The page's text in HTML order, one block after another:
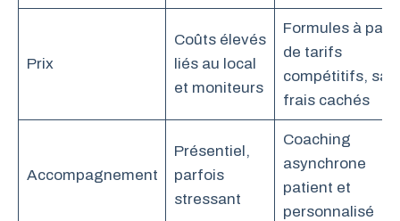
Prix
Coûts élevés
liés au local
et moniteurs
Formules à
de tarifs
compétitifs,
frais cachés
Accompagnement
Présentiel,
parfois
stressant
Coaching
asynchrone
patient et
personnalisé